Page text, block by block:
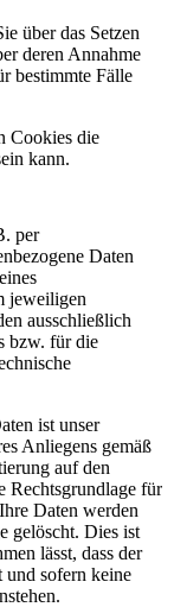
über das Setzen
deren Annahme
bestimmte Fälle
Cookies die
kann.
per
Daten
jeweiligen
ausschließlich
bzw. für die
ist unser
Anliegens gemäß
auf den
Rechtsgrundlage für
Daten werden
gelöscht. Dies ist
lässt, dass der
und sofern keine